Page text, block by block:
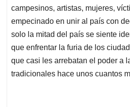
campesinos, artistas, mujeres,
empecinado en unir al país con
solo la mitad del país se siente
que enfrentar la furia de los
que casi les arrebatan el poder a
tradicionales hace unos cuantos